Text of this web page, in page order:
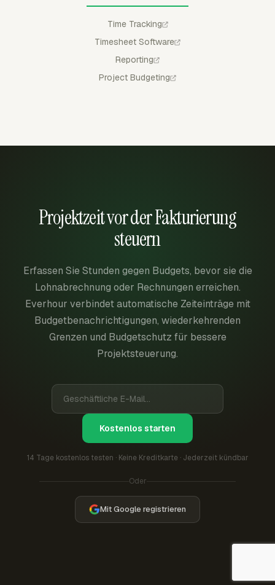
Time Tracking
Timesheet Software
Reporting
Project Budgeting
Projektzeit vor der Fakturierung
steuern
Erfassen Sie Stunden gegen Budgets, bevor sie die
Lohnabrechnung oder Rechnungen erreichen.
Everhour verbindet automatische Zeiteinträge mit
Budgetbenachrichtigungen, wiederkehrenden
Grenzen und Budgetschutz für bessere
Projektsteuerung.
Kostenlos starten
14 Tage kostenlos testen · Keine Kreditkarte · Jederzeit kündbar
Oder
Mit Google registrieren